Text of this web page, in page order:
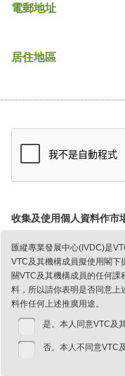
電郵地址
居住地區
收集及使用個人資料作市
匯縱專業發展中心(IVDC)是
VTC及其機構成員擬使用閣下
關VTC及其機構成員的任何
料，所以請你表明是否同意上
料作任何上述推廣用途。
是。本人同意VTC及
否。本人不同意VTC